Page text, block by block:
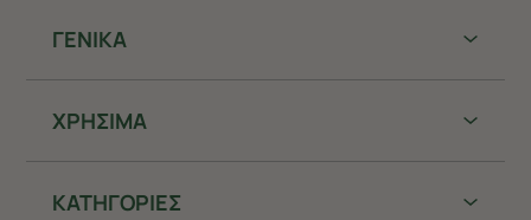
ΓΕΝΙΚΑ
ΧΡHΣΙΜΑ
ΚΑΤΗΓΟΡΙΕΣ